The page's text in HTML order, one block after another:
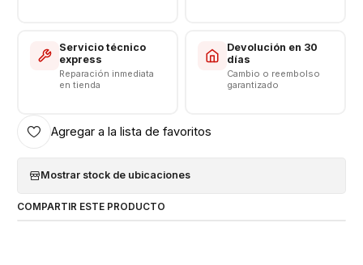
Servicio técnico
express
Reparación inmediata
en tienda
Devolución en 30
días
Cambio o reembolso
garantizado
Agregar a la lista de favoritos
Mostrar stock de ubicaciones
COMPARTIR ESTE PRODUCTO